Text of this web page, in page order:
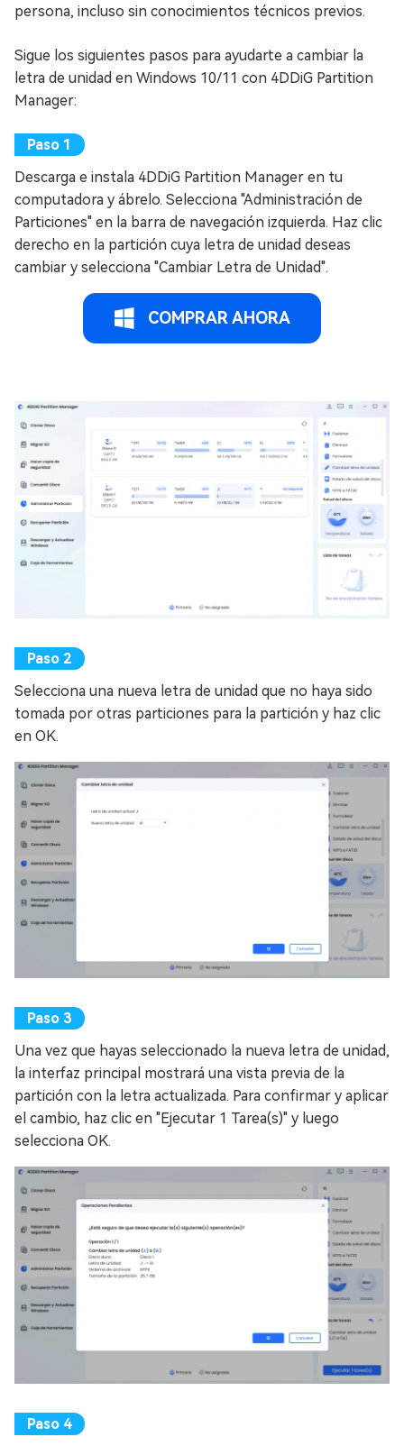
persona, incluso sin conocimientos técnicos previos.
Sigue los siguientes pasos para ayudarte a cambiar la
letra de unidad en Windows 10/11 con 4DDiG Partition
Manager:
Descarga e instala 4DDiG Partition Manager en tu
computadora y ábrelo. Selecciona "Administración de
Particiones" en la barra de navegación izquierda. Haz clic
derecho en la partición cuya letra de unidad deseas
cambiar y selecciona "Cambiar Letra de Unidad".
COMPRAR AHORA
Selecciona una nueva letra de unidad que no haya sido
tomada por otras particiones para la partición y haz clic
en OK.
Una vez que hayas seleccionado la nueva letra de unidad,
la interfaz principal mostrará una vista previa de la
partición con la letra actualizada. Para confirmar y aplicar
el cambio, haz clic en "Ejecutar 1 Tarea(s)" y luego
selecciona OK.